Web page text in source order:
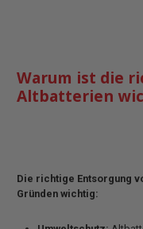
Warum ist die
Altbatterien
Die richtige Entsorgung
Gründen wichtig: